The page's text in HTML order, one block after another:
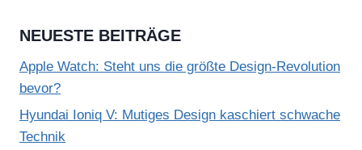
NEUESTE BEITRÄGE
Apple Watch: Steht uns die größte Design-Revolution
bevor?
Hyundai Ioniq V: Mutiges Design kaschiert schwache
Technik